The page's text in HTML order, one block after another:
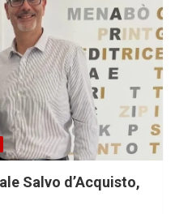
Salvo d’Acquisto,